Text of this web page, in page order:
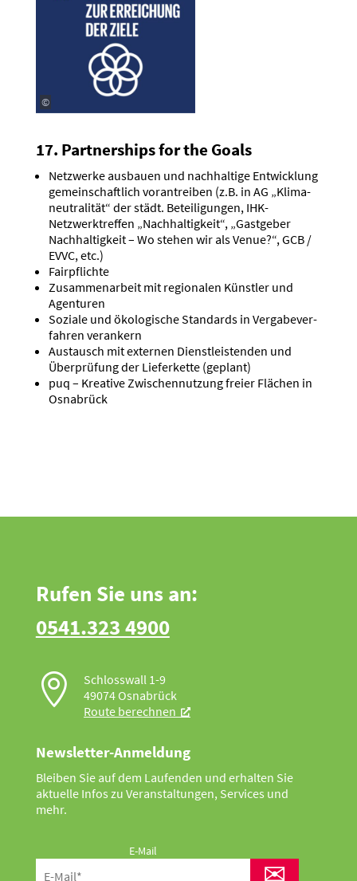
©
17. Partner­ships for the Goals
Netzwerke ausbauen und nachhaltige Entwicklung
gemein­schaftlich voran­treiben (z.B. in AG „Klima­
neu­tra­lität“ der städt. Betei­li­gungen, IHK-
Netzwerktreffen „Nachhal­tigkeit“, „Gastgeber
Nachhal­tigkeit – Wo stehen wir als Venue?“, GCB /
EVVC, etc.)
Fairpflichte
Zusam­men­arbeit mit regio­nalen Künstler und
Agenturen
Soziale und ökolo­gische Standards in Verga­be­ver­
fahren verankern
Austausch mit externen Dienst­leis­tenden und
Überprüfung der Liefer­kette (geplant)
puq – Kreative Zwischen­nutzung freier Flächen in
Osnabrück
Rufen Sie uns an:
0541.323 4900

Schlosswall 1-9
49074 Osnabrück
Route berechnen
Newsletter-Anmeldung
Bleiben Sie auf dem Laufenden und erhalten Sie
aktuelle Infos zu Veranstaltungen, Services und
mehr.
E-Mail
✉